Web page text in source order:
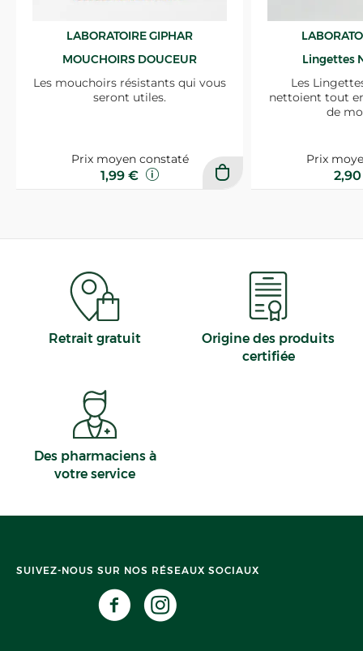
LABORATOIRE GIPHAR
MOUCHOIRS DOUCEUR
Les mouchoirs résistants qui vous
seront utiles.
Prix moyen constaté
1,99 €
Lingettes
Les
nettoient tout
de
Prix
Retrait gratuit
Origine des produits
certifiée
Des pharmaciens à
votre service
SUIVEZ-NOUS SUR NOS RÉSEAUX SOCIAUX